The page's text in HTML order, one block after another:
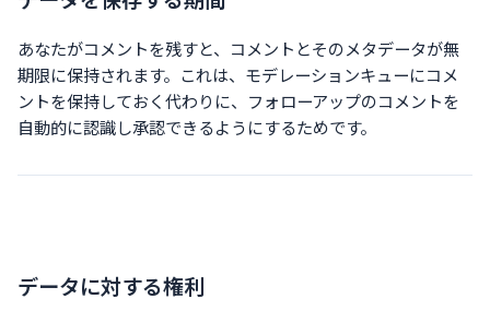
あなたがコメントを残すと、コメントとそのメタデータが無
期限に保持されます。これは、モデレーションキューにコメ
ントを保持しておく代わりに、フォローアップのコメントを
自動的に認識し承認できるようにするためです。
データに対する権利